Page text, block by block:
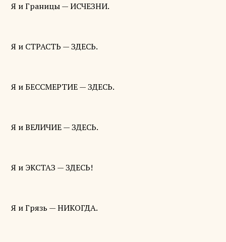
Я и Границы — ИСЧЕЗНИ.
Я и СТРАСТЬ — ЗДЕСЬ.
Я и БЕССМЕРТИЕ — ЗДЕСЬ.
Я и ВЕЛИЧИЕ — ЗДЕСЬ.
Я и ЭКСТАЗ — ЗДЕСЬ!
Я и Грязь — НИКОГДА.